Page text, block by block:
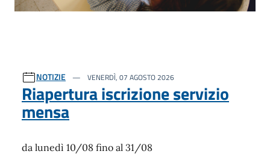
NOTIZIE VENERDÌ, 07 AGOSTO 2026
Riapertura iscrizione servizio
mensa
da lunedì 10/08 fino al 31/08